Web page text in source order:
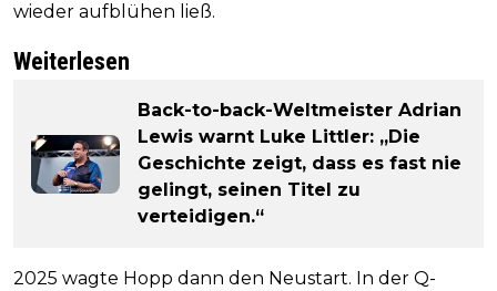
wieder aufblühen ließ.
Weiterlesen
Back-to-back-Weltmeister Adrian
Lewis warnt Luke Littler: „Die
Geschichte zeigt, dass es fast nie
gelingt, seinen Titel zu
verteidigen.“
2025 wagte Hopp dann den Neustart. In der Q-